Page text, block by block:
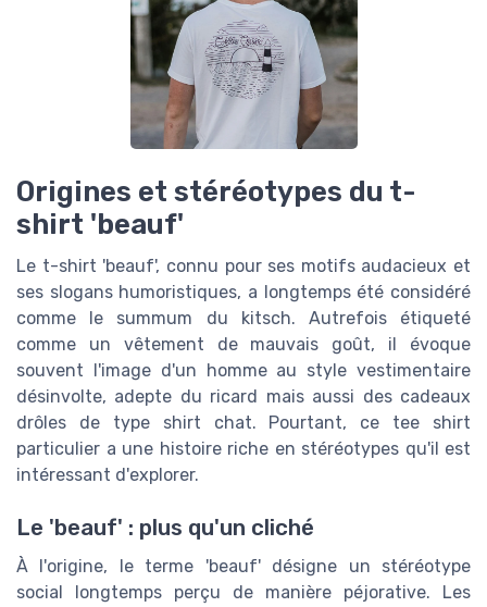
Origines et stéréotypes du t-
shirt 'beauf'
Le t-shirt 'beauf', connu pour ses motifs audacieux et
ses slogans humoristiques, a longtemps été considéré
comme le summum du kitsch. Autrefois étiqueté
comme un vêtement de mauvais goût, il évoque
souvent l'image d'un homme au style vestimentaire
désinvolte, adepte du ricard mais aussi des cadeaux
drôles de type shirt chat. Pourtant, ce tee shirt
particulier a une histoire riche en stéréotypes qu'il est
intéressant d'explorer.
Le 'beauf' : plus qu'un cliché
À l'origine, le terme 'beauf' désigne un stéréotype
social longtemps perçu de manière péjorative. Les